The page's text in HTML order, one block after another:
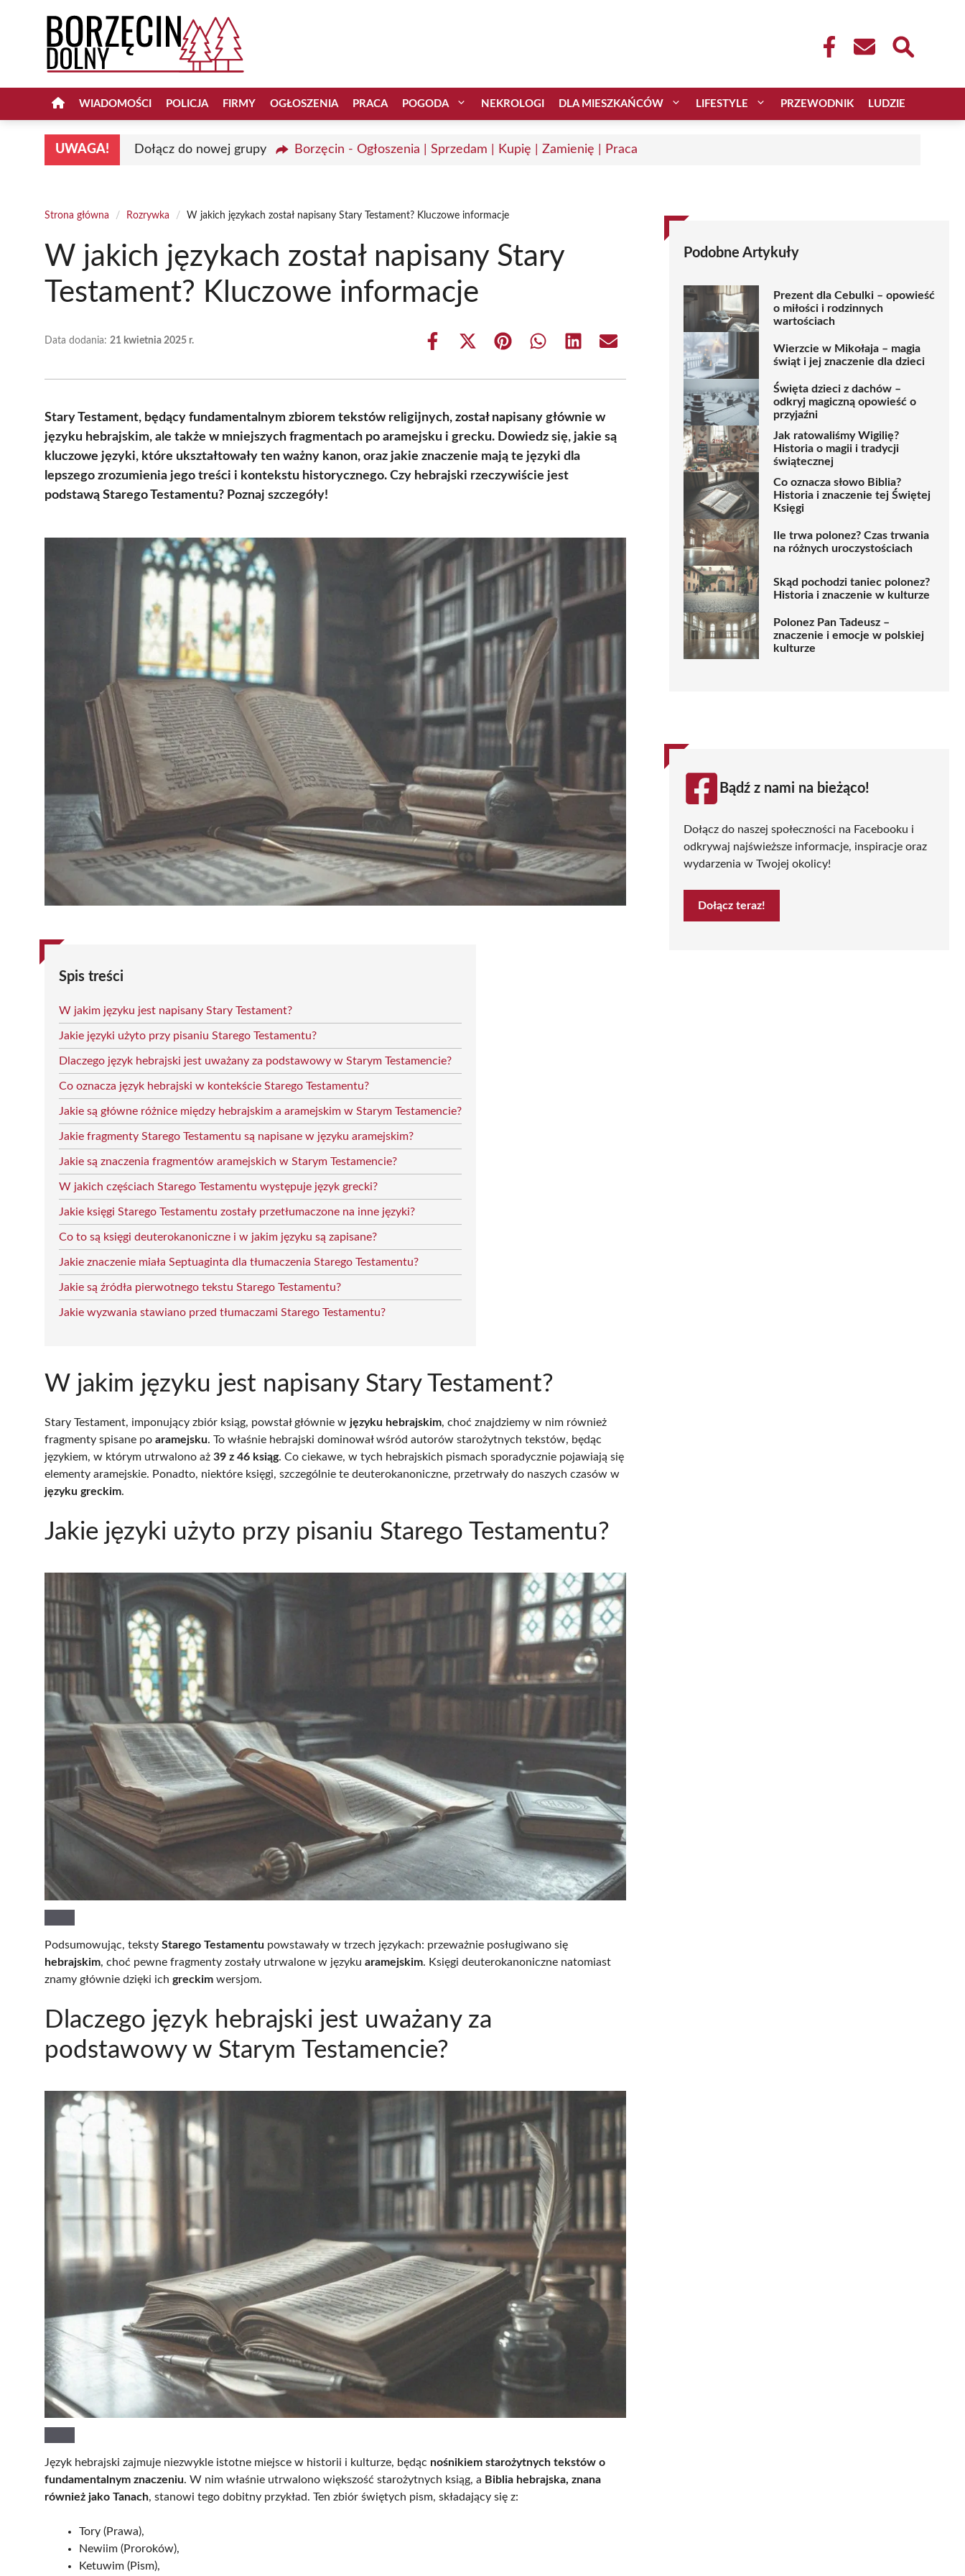
WIADOMOŚCI POLICJA FIRMY OGŁOSZENIA PRACA POGODA NEKROLOGI DLA MIESZKAŃCÓW LIFESTYLE PRZEWODNIK LUDZIE
UWAGA! Dołącz do nowej grupy Borzęcin - Ogłoszenia | Sprzedam | Kupię | Zamienię | Praca
Strona główna / Rozrywka / W jakich językach został napisany Stary Testament? Kluczowe informacje
W jakich językach został napisany Stary
Testament? Kluczowe informacje
Data dodania: 21 kwietnia 2025 r.
Share
Share
(Twitter)
Share Share Share Share
Stary Testament, będący fundamentalnym zbiorem tekstów religijnych, został napisany głównie w
języku hebrajskim, ale także w mniejszych fragmentach po aramejsku i grecku. Dowiedz się, jakie są
kluczowe języki, które ukształtowały ten ważny kanon, oraz jakie znaczenie mają te języki dla
lepszego zrozumienia jego treści i kontekstu historycznego. Czy hebrajski rzeczywiście jest
podstawą Starego Testamentu? Poznaj szczegóły!
Spis treści
W jakim języku jest napisany Stary Testament?
Jakie języki użyto przy pisaniu Starego Testamentu?
Dlaczego język hebrajski jest uważany za podstawowy w Starym Testamencie?
Co oznacza język hebrajski w kontekście Starego Testamentu?
Jakie są główne różnice między hebrajskim a aramejskim w Starym Testamencie?
Jakie fragmenty Starego Testamentu są napisane w języku aramejskim?
Jakie są znaczenia fragmentów aramejskich w Starym Testamencie?
W jakich częściach Starego Testamentu występuje język grecki?
Jakie księgi Starego Testamentu zostały przetłumaczone na inne języki?
Co to są księgi deuterokanoniczne i w jakim języku są zapisane?
Jakie znaczenie miała Septuaginta dla tłumaczenia Starego Testamentu?
Jakie są źródła pierwotnego tekstu Starego Testamentu?
Jakie wyzwania stawiano przed tłumaczami Starego Testamentu?
W jakim języku jest napisany Stary Testament?
Stary Testament, imponujący zbiór ksiąg, powstał głównie w języku hebrajskim, choć znajdziemy w nim również
fragmenty spisane po aramejsku. To właśnie hebrajski dominował wśród autorów starożytnych tekstów, będąc
językiem, w którym utrwalono aż 39 z 46 ksiąg. Co ciekawe, w tych hebrajskich pismach sporadycznie pojawiają się
elementy aramejskie. Ponadto, niektóre księgi, szczególnie te deuterokanoniczne, przetrwały do naszych czasów w
języku greckim.
Jakie języki użyto przy pisaniu Starego Testamentu?
Podsumowując, teksty Starego Testamentu powstawały w trzech językach: przeważnie posługiwano się
hebrajskim, choć pewne fragmenty zostały utrwalone w języku aramejskim. Księgi deuterokanoniczne natomiast
znamy głównie dzięki ich greckim wersjom.
Dlaczego język hebrajski jest uważany za
podstawowy w Starym Testamencie?
Język hebrajski zajmuje niezwykle istotne miejsce w historii i kulturze, będąc nośnikiem starożytnych tekstów o
fundamentalnym znaczeniu. W nim właśnie utrwalono większość starożytnych ksiąg, a Biblia hebrajska, znana
również jako Tanach, stanowi tego dobitny przykład. Ten zbiór świętych pism, składający się z:
Tory (Prawa),
Newiim (Proroków),
Ketuwim (Pism),
Podobne Artykuły
Prezent dla Cebulki – opowieść
o miłości i rodzinnych
wartościach
Wierzcie w Mikołaja – magia
świąt i jej znaczenie dla dzieci
Święta dzieci z dachów –
odkryj magiczną opowieść o
przyjaźni
Jak ratowaliśmy Wigilię?
Historia o magii i tradycji
świątecznej
Co oznacza słowo Biblia?
Historia i znaczenie tej Świętej
Księgi
Ile trwa polonez? Czas trwania
na różnych uroczystościach
Skąd pochodzi taniec polonez?
Historia i znaczenie w kulturze
Polonez Pan Tadeusz –
znaczenie i emocje w polskiej
kulturze
Bądź z nami na bieżąco!
Dołącz do naszej społeczności na Facebooku i
odkrywaj najświeższe informacje, inspiracje oraz
wydarzenia w Twojej okolicy!
Dołącz teraz!